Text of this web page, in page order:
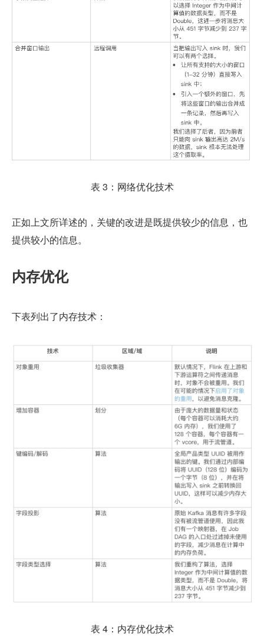
表 3：网络优化技术
正如上文所详述的，关键的改进是既提供较少的信息，也
提供较小的信息。
内存优化
下表列出了内存技术：
表 4：内存优化技术